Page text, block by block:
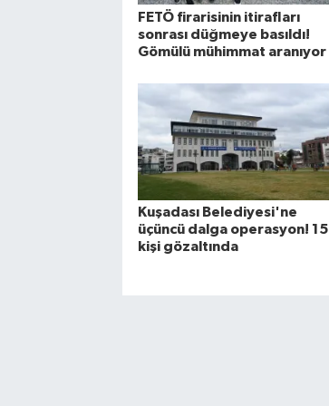
FETÖ firarisinin itirafları
sonrası düğmeye basıldı!
Gömülü mühimmat aranıyor
Kuşadası Belediyesi'ne
üçüncü dalga operasyon! 15
kişi gözaltında